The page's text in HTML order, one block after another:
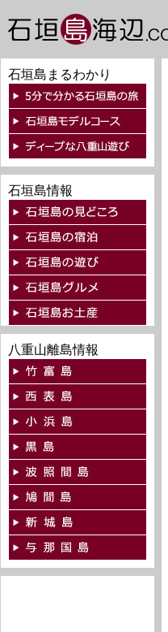
石垣島まるわかり
石垣島情報
八重山離島情報